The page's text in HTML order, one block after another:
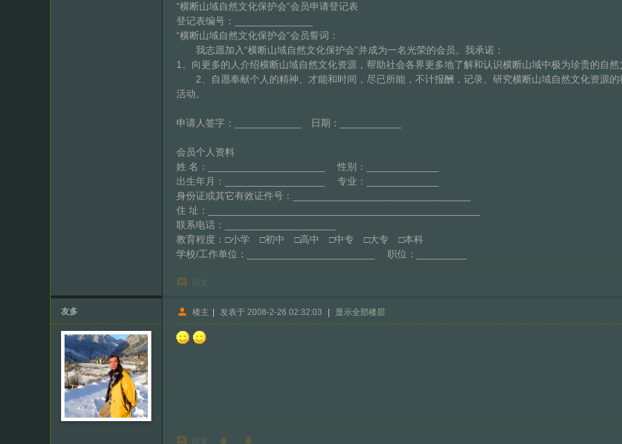
“横断山域自然文化保护会”会员申请登记表
登记表编号：______________
“横断山域自然文化保护会”会员誓词：
我志愿加入“横断山域自然文化保护会”并成为一名光荣的会员。我承诺：
1、向更多的人介绍横断山域自然文化资源，帮助社会各界更多地了解和认识横断山域中极为珍贵的自然
2、自愿奉献个人的精神、才能和时间，尽已所能，不计报酬，记录、研究横断山域自然文化资源的
活动。
申请人签字：____________ 日期：___________
会员个人资料
姓 名：_____________________ 性别：_____________
出生年月：__________________ 专业：_____________
身份证或其它有效证件号：________________________________
住 址：_________________________________________________
联系电话：____________________
教育程度：□小学 □初中 □高中 □中专 □大专 □本科
学校/工作单位：_______________________ 职位：_________
友多 楼主 | 发表于 2008-2-26 02:32:03 | 显示全部楼层